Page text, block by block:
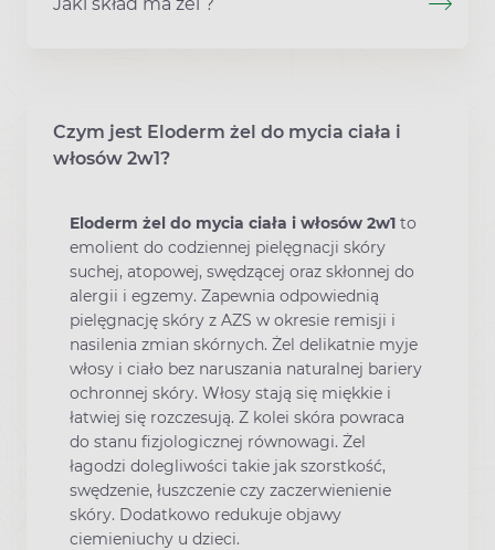
Czym jest Eloderm żel do mycia ciała i
włosów 2w1?
Eloderm żel do mycia ciała i włosów 2w1 to
emolient do codziennej pielęgnacji skóry
suchej, atopowej, swędzącej oraz skłonnej do
alergii i egzemy. Zapewnia odpowiednią
pielęgnację skóry z AZS w okresie remisji i
nasilenia zmian skórnych. Żel delikatnie myje
włosy i ciało bez naruszania naturalnej bariery
ochronnej skóry. Włosy stają się miękkie i
łatwiej się rozczesują. Z kolei skóra powraca
do stanu fizjologicznej równowagi. Żel
łagodzi dolegliwości takie jak szorstkość,
swędzenie, łuszczenie czy zaczerwienienie
skóry. Dodatkowo redukuje objawy
ciemieniuchy u dzieci.